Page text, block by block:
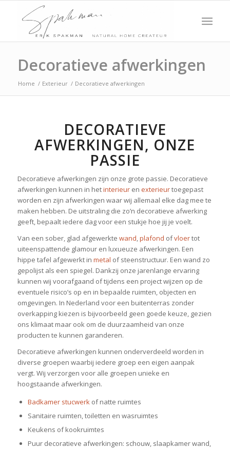
Decoratieve afwerkingen
Home / Exterieur / Decoratieve afwerkingen
DECORATIEVE
AFWERKINGEN, ONZE
PASSIE
Decoratieve afwerkingen zijn onze grote passie. Decoratieve
afwerkingen kunnen in hetinterieuren exterieurtoegepast
worden en zijn afwerkingen waar wij allemaal elke dag mee te
maken hebben. De uitstraling die zo’n decoratieve afwerking
geeft, bepaalt iedere dag voor een stukje hoe jij je voelt.
Van een sober, glad afgewerkte wand,plafond ofvloertot
uiteenspattende glamour en luxueuze afwerkingen. Een
hippe tafel afgewerkt in metal of steenstructuur. Een wand zo
gepolijst als een spiegel. Dankzij onze jarenlange ervaring
kunnen wij voorafgaand of tijdens een project wijzen op de
eventuele risico’s op en in bepaalde ruimten, objecten en
omgevingen. In Nederland voor een buitenterras zonder
overkapping kiezen is bijvoorbeeld geen goede keuze, gezien
ons klimaat maar ook om de duurzaamheid van onze
producten te kunnen garanderen.
Decoratieve afwerkingen kunnen onderverdeeld worden in
diverse groepen waarbij iedere groep een eigen aanpak
vergt. Wij verzorgen voor alle groepen unieke en
hoogstaande afwerkingen.
Badkamer stucwerkof natte ruimtes
Sanitaire ruimten, toiletten en wasruimtes
Keukens of kookruimtes
Puur decoratieve afwerkingen: schouw, slaapkamer wand,